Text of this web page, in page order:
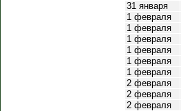
31 января
1 февраля
1 февраля
1 февраля
1 февраля
1 февраля
1 февраля
2 февраля
2 февраля
2 февраля